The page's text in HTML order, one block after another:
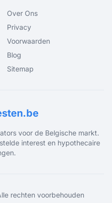
Over Ons
Privacy
Voorwaarden
Blog
Sitemap
voor de Belgische markt.
interest en hypothecaire
rechten voorbehouden